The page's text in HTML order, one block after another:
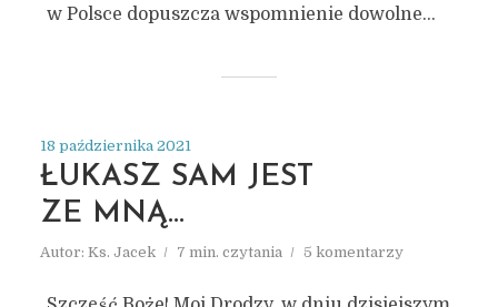
w Polsce dopuszcza wspomnienie dowolne...
18 października 2021
ŁUKASZ SAM JEST
ZE MNĄ…
Autor: Ks. Jacek 7 min. czytania 5 komentarzy